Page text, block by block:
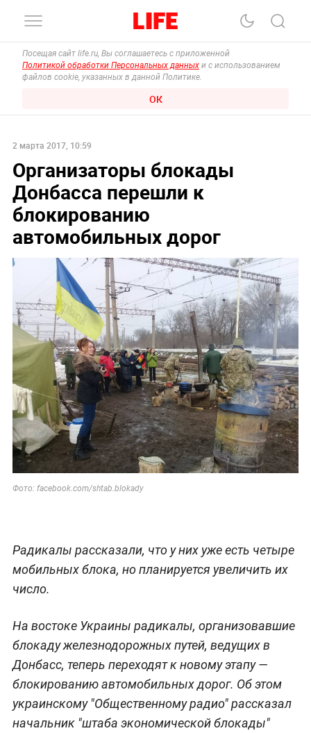
Посещая сайт life.ru, Вы соглашаетесь с приложенной
Политикой обработки Персональных данных и с использованием
файлов cookie, указанных в данной Политике.
ОК
2 марта 2017, 10:59
Организаторы блокады
Донбасса перешли к
блокированию
автомобильных дорог
Фото: facebook.com/shtab.blokady
Радикалы рассказали, что у них уже есть четыре
мобильных блока, но планируется увеличить их
число.
На востоке Украины радикалы, организовавшие
блокаду железнодорожных путей, ведущих в
Донбасс, теперь переходят к новому этапу —
блокированию автомобильных дорог. Об этом
украинскому "Общественному радио" рассказал
начальник "штаба экономической блокады"